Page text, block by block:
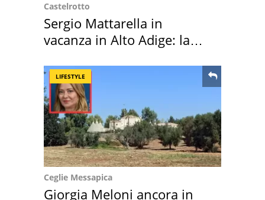
Castelrotto
Sergio Mattarella in
vacanza in Alto Adige: la
LIFESTYLE
Ceglie Messapica
Giorgia Meloni ancora in